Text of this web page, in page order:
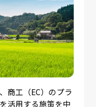
商工（EC）のプラ
活用する施策を中